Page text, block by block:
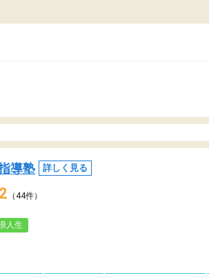
ます。講師も合わなければチェンジできます
導塾 詳しく見る
（44件）
人生